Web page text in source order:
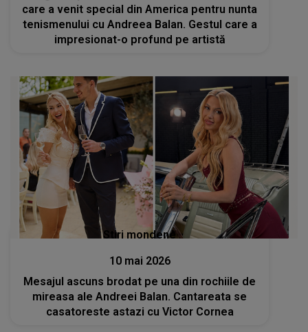
care a venit special din America pentru nunta
tenismenului cu Andreea Balan. Gestul care a
impresionat-o profund pe artistă
Stiri mondene
10 mai 2026
Mesajul ascuns brodat pe una din rochiile de
mireasa ale Andreei Balan. Cantareata se
casatoreste astazi cu Victor Cornea